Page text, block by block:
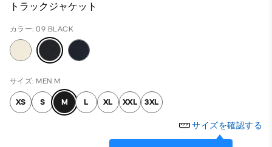
トラックジャケット
カラー: 09 BLACK
サイズ: MEN M
XS S M L XL XXL 3XL
サイズを確認する